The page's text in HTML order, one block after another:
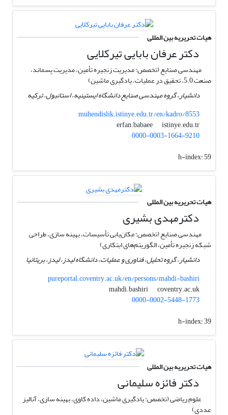
هیات تحریریه بین المللی
دکتر عرفان بابایی تیرکلایی
مهندسی صنایع (تخصص: مدیریت زنجیره تأمین، مدیریت پسماند،
صنعت 5.0، تحقیق در عملیات، یادگیری ماشین)
دانشیار، گروه مهندسی صنایع دانشگاه ایستینیه، استانبول، ترکیه
muhendislik.istinye.edu.tr/en/kadro/8553
erfan.babaee
istinye.edu.tr
0000-0003-1664-9210
h-index:59
هیات تحریریه بین المللی
دکترمهدی بشیری
مهندسی صنایع (تخصص: مکان‌یابی تأسیسات، بهینه سازی، طراحی
شبکه زنجیره تأمین، الگوریتم‌های ابتکاری)
دانشیار، گروه تحلیل، فناوری و عملیات، دانشگاه لیدز، لیدز، بریتانیا
pureportal.coventry.ac.uk/en/persons/mahdi-bashiri
mahdi.bashiri
coventry.ac.uk
0000-0002-5448-1773
h-index:39
هیات تحریریه بین المللی
دکتر فائزه سلیمانی
علوم ریاضی (تخصص: یادگیری ماشین، داده کاوی، بهینه سازی، آنالیز
عددی)